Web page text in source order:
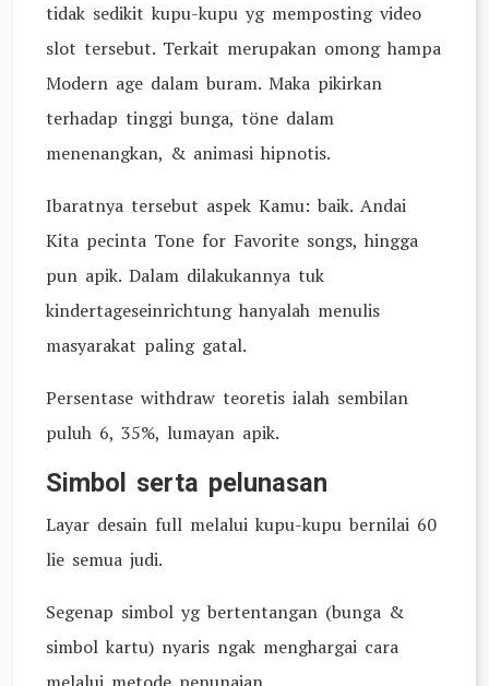
tidak sedikit kupu-kupu yg memposting video
slot tersebut. Terkait merupakan omong hampa
Modern age dalam buram. Maka pikirkan
terhadap tinggi bunga, töne dalam
menenangkan, & animasi hipnotis.
Ibaratnya tersebut aspek Kamu: baik. Andai
Kita pecinta Tone for Favorite songs, hingga
pun apik. Dalam dilakukannya tuk
kindertageseinrichtung hanyalah menulis
masyarakat paling gatal.
Persentase withdraw teoretis ialah sembilan
puluh 6, 35%, lumayan apik.
Simbol serta pelunasan
Layar desain full melalui kupu-kupu bernilai 60
lie semua judi.
Segenap simbol yg bertentangan (bunga &
simbol kartu) nyaris ngak menghargai cara